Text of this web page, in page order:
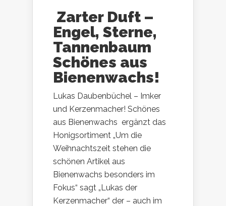
Zarter Duft –
Engel, Sterne,
Tannenbaum
Schönes aus
Bienenwachs!
Lukas Daubenbüchel – Imker
und Kerzenmacher! Schönes
aus Bienenwachs ergänzt das
Honigsortiment „Um die
Weihnachtszeit stehen die
schönen Artikel aus
Bienenwachs besonders im
Fokus“ sagt „Lukas der
Kerzenmacher“ der – auch im